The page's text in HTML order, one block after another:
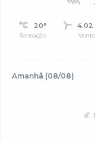
20°
Sensação
4.02
Vento
Amanhã (08/08)